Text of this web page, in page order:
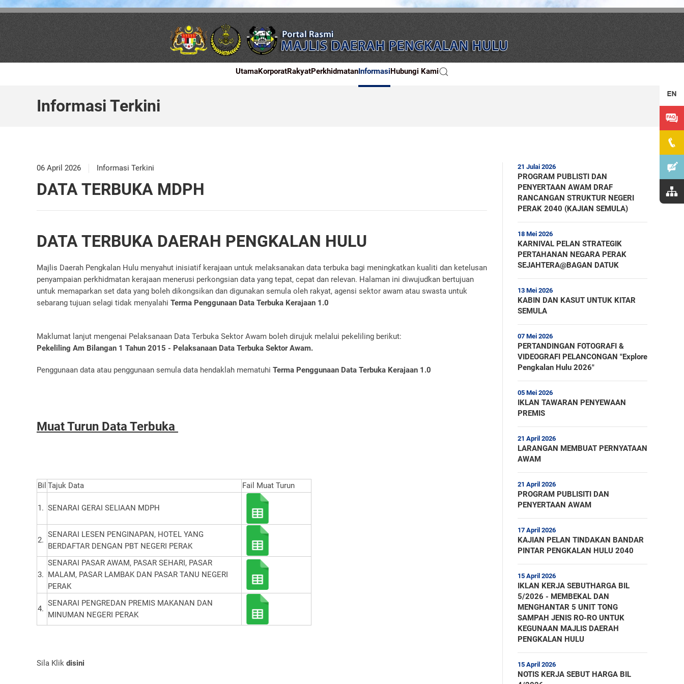
UtamaKorporatRakyatPerkhidmatanInformasiHubungi Kami
Informasi Terkini
06 April 2026 Informasi Terkini
DATA TERBUKA MDPH
DATA TERBUKA DAERAH PENGKALAN HULU
Majlis Daerah Pengkalan Hulu menyahut inisiatif kerajaan untuk melaksanakan data terbuka bagi meningkatkan kualiti dan ketelusan
penyampaian perkhidmatan kerajaan menerusi perkongsian data yang tepat, cepat dan relevan. Halaman ini diwujudkan bertujuan
untuk memaparkan set data yang boleh dikongsikan dan digunakan semula oleh rakyat, agensi sektor awam atau swasta untuk
sebarang tujuan selagi tidak menyalahi Terma Penggunaan Data Terbuka Kerajaan 1.0
Maklumat lanjut mengenai Pelaksanaan Data Terbuka Sektor Awam boleh dirujuk melalui pekeliling berikut:
Pekeliling Am Bilangan 1 Tahun 2015 - Pelaksanaan Data Terbuka Sektor Awam.
Penggunaan data atau penggunaan semula data hendaklah mematuhi Terma Penggunaan Data Terbuka Kerajaan 1.0
Muat Turun Data Terbuka
Bil Tajuk Data Fail Muat Turun
1. SENARAI GERAI SELIAAN MDPH
2.
SENARAI LESEN PENGINAPAN, HOTEL YANG
BERDAFTAR DENGAN PBT NEGERI PERAK
3.
SENARAI PASAR AWAM, PASAR SEHARI, PASAR
MALAM, PASAR LAMBAK DAN PASAR TANU NEGERI
PERAK
4.
SENARAI PENGREDAN PREMIS MAKANAN DAN
MINUMAN NEGERI PERAK
Sila Klik disini
21 Julai 2026
PROGRAM PUBLISTI DAN
PENYERTAAN AWAM DRAF
RANCANGAN STRUKTUR NEGERI
PERAK 2040 (KAJIAN SEMULA)
18 Mei 2026
KARNIVAL PELAN STRATEGIK
PERTAHANAN NEGARA PERAK
SEJAHTERA@BAGAN DATUK
13 Mei 2026
KABIN DAN KASUT UNTUK KITAR
SEMULA
07 Mei 2026
PERTANDINGAN FOTOGRAFI &
VIDEOGRAFI PELANCONGAN "Explore
Pengkalan Hulu 2026"
05 Mei 2026
IKLAN TAWARAN PENYEWAAN
PREMIS
21 April 2026
LARANGAN MEMBUAT PERNYATAAN
AWAM
21 April 2026
PROGRAM PUBLISITI DAN
PENYERTAAN AWAM
17 April 2026
KAJIAN PELAN TINDAKAN BANDAR
PINTAR PENGKALAN HULU 2040
15 April 2026
IKLAN KERJA SEBUTHARGA BIL
5/2026 - MEMBEKAL DAN
MENGHANTAR 5 UNIT TONG
SAMPAH JENIS RO-RO UNTUK
KEGUNAAN MAJLIS DAERAH
PENGKALAN HULU
15 April 2026
NOTIS KERJA SEBUT HARGA BIL